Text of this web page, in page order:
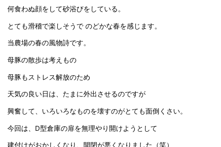
何食わぬ顔をして砂浴びをしている。
とても滑稽で楽しそうで のどかな春を感じます。
当農場の春の風物詩です。
母豚の散歩は考えもの
母豚もストレス解放のため
天気の良い日は、たまに外出させるのですが
興奮して、いろいろなものを壊すのがとても面倒くさい。
今回は、D型倉庫の扉を無理やり開けようとして
建付けがおかしくなり、開閉が悪くなりました（笑）